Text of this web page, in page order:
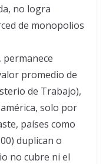
no logra
de monopolios
promedio de
de Trabajo),
solo por
países como
duplican o
no cubre ni el